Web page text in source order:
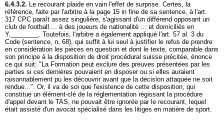
6.4.3.2. Le recourant plaide en vain l'effet de surprise. Certes, la
référence, faite par l'arbitre à la page 15 in fine de sa sentence, à l'art.
317 CPC paraît assez singulière, s'agissant d'un différend opposant un
club de football ... à des joueurs de nationalité ... et domiciliés en
Y.________. Toutefois, l'arbitre a également appliqué l'art. 57 al. 3 du
Code (sentence, n. 68), qui suffit à lui seul à justifier le refus de prendre
en considération les pièces en question et dont le texte, comparable dans
son principe à la disposition de droit procédural suisse précitée, énonce
ce qui suit: "La Formation peut exclure des preuves présentées par les
parties si ces dernières pouvaient en disposer ou si elles auraient
raisonnablement pu les découvrir avant que la décision attaquée ne soit
rendue...". Or, il va de soi que l'existence de cette disposition, qui
constitue un élément-clé de la réglementation régissant la procédure
d'appel devant le TAS, ne pouvait être ignorée par le recourant, lequel
était assisté d'un avocat spécialisé dans les litiges en matière de sport.